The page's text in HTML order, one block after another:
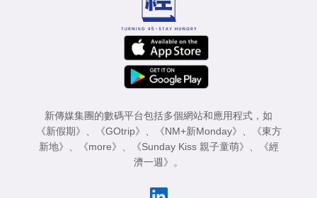
新傳媒集團的數碼平台包括多個網站和應用程式，如
《新假期》 、 《GOtrip》 、 《NM+新Monday》 、
《東方
新地》 、 《more》 、 《Sunday Kiss 親子童萌》 、
《經
濟一週》 。